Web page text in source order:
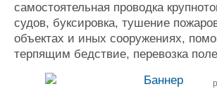
самостоятельная проводка
судов, буксировка, тушение
объектах и иных сооружениях,
терпящим бедствие, перевозка